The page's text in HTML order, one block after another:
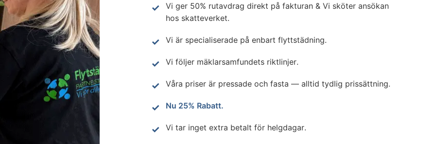
Vi ger 50% rutavdrag direkt på fakturan & Vi sköter ansökan
hos skatteverket.
Vi är specialiserade på enbart flyttstädning.
Vi följer mäklarsamfundets riktlinjer.
Våra priser är pressade och fasta — alltid tydlig prissättning.
Nu 25% Rabatt.
Vi tar inget extra betalt för helgdagar.